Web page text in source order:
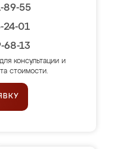
89-55
24-01
68-13
консультации и
стоимости.